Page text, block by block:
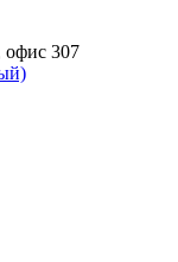
офис 307